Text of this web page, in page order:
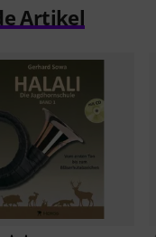
Artikel